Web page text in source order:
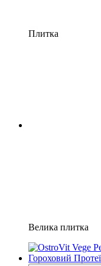
Плитка
Велика плитка